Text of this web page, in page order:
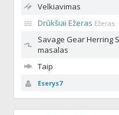
Velkiavimas
Drūkšiai Ežeras Ežeras
Savage Gear Herring
masalas
Taip
Eserys7